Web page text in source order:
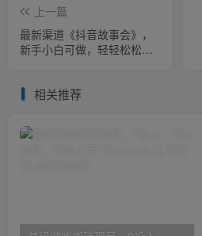
上一篇
最新渠道《抖音故事会》，
新手小白可做，轻轻松松日
相关推荐